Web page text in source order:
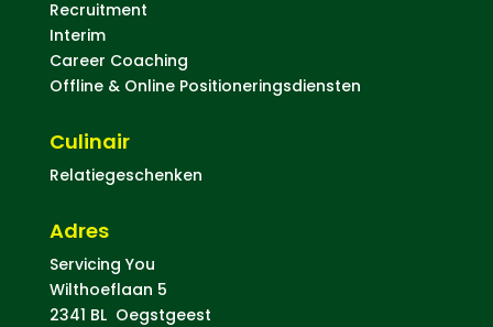
Recruitment
Interim
Career Coaching
Offline & Online Positioneringsdiensten
Culinair
Relatiegeschenken
Adres
Servicing You
Wilthoeflaan 5
2341 BL Oegstgeest